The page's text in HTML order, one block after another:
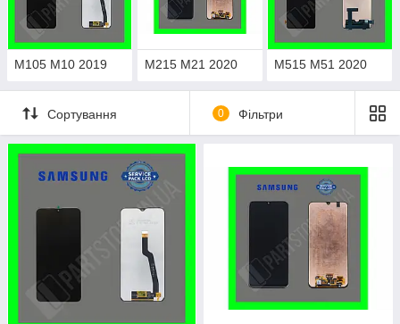
M105 M10 2019 M215 M21 2020 M515 M51 2020
Сортування 0 Фільтри